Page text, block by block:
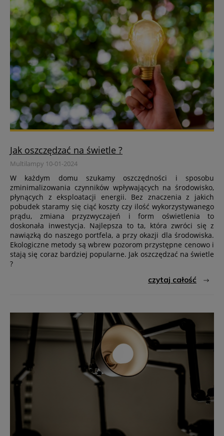
Jak oszczędzać na świetle ?
Multilampy 10-01-2024
W każdym domu szukamy oszczędności i sposobu
zminimalizowania czynników wpływających na środowisko,
płynących z eksploatacji energii. Bez znaczenia z jakich
pobudek staramy się ciąć koszty czy ilość wykorzystywanego
prądu, zmiana przyzwyczajeń i form oświetlenia to
doskonała inwestycja. Najlepsza to ta, która zwróci się z
nawiązką do naszego portfela, a przy okazji dla środowiska.
Ekologiczne metody są wbrew pozorom przystępne cenowo i
stają się coraz bardziej popularne. Jak oszczędzać na świetle
?
czytaj całość